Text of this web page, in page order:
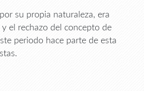
su propia naturaleza, era
el rechazo del concepto de
periodo hace parte de esta